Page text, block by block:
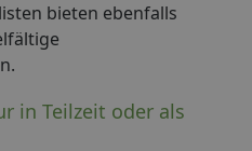
bieten ebenfalls
in Teilzeit oder als